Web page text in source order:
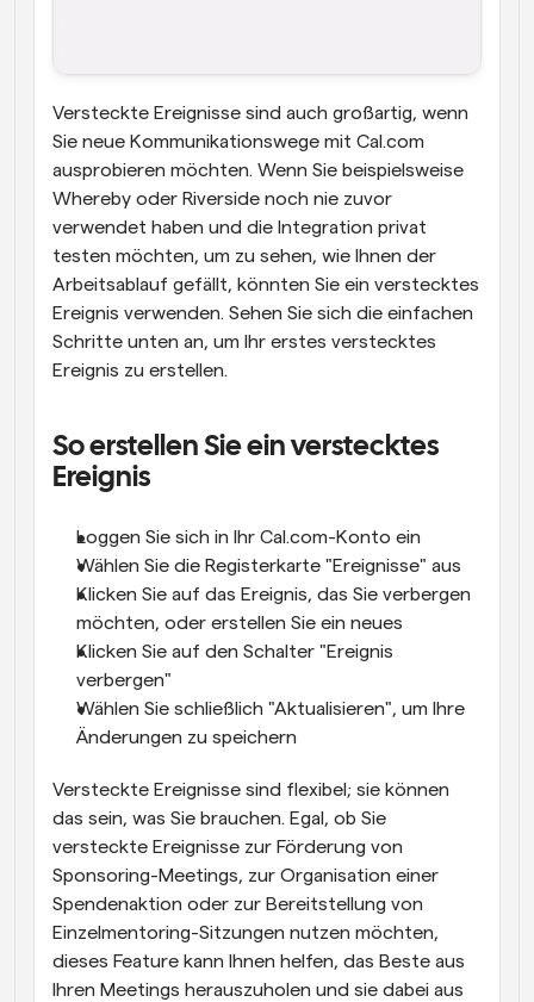
Versteckte Ereignisse sind auch großartig, wenn
Sie neue Kommunikationswege mit Cal.com
ausprobieren möchten. Wenn Sie beispielsweise
Whereby oder Riverside noch nie zuvor
verwendet haben und die Integration privat
testen möchten, um zu sehen, wie Ihnen der
Arbeitsablauf gefällt, könnten Sie ein verstecktes
Ereignis verwenden. Sehen Sie sich die einfachen
Schritte unten an, um Ihr erstes verstecktes
Ereignis zu erstellen.
So erstellen Sie ein verstecktes
Ereignis
Loggen Sie sich in Ihr Cal.com-Konto ein
Wählen Sie die Registerkarte "Ereignisse" aus
Klicken Sie auf das Ereignis, das Sie verbergen
möchten, oder erstellen Sie ein neues
Klicken Sie auf den Schalter "Ereignis
verbergen"
Wählen Sie schließlich "Aktualisieren", um Ihre
Änderungen zu speichern
Versteckte Ereignisse sind flexibel; sie können
das sein, was Sie brauchen. Egal, ob Sie
versteckte Ereignisse zur Förderung von
Sponsoring-Meetings, zur Organisation einer
Spendenaktion oder zur Bereitstellung von
Einzelmentoring-Sitzungen nutzen möchten,
dieses Feature kann Ihnen helfen, das Beste aus
Ihren Meetings herauszuholen und sie dabei aus